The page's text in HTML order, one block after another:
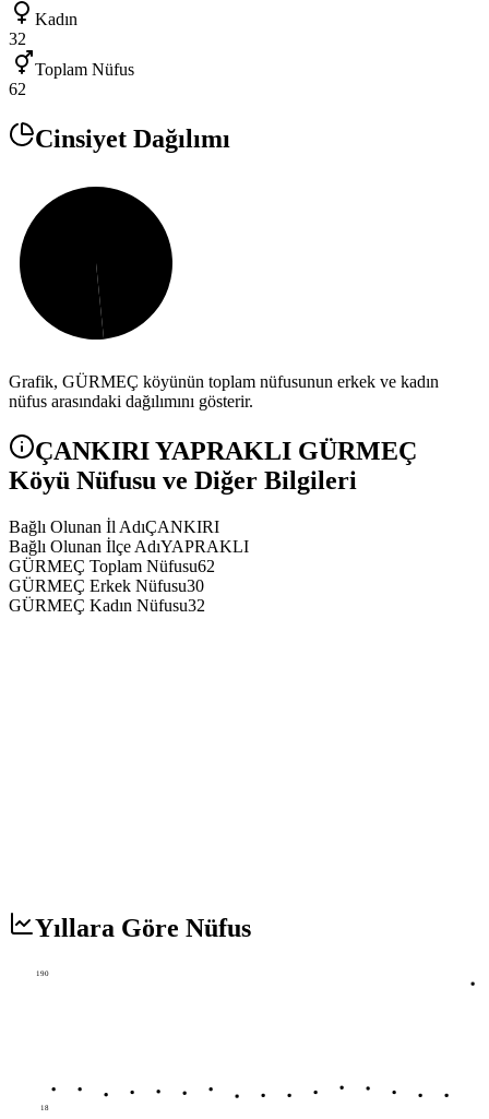
Kadın
32
Toplam Nüfus
62
Cinsiyet Dağılımı
Grafik, GÜRMEÇ köyünün toplam nüfusunun erkek ve kadın
nüfus arasındaki dağılımını gösterir.
ÇANKIRIYAPRAKLI GÜRMEÇ
Köyü Nüfusu ve Diğer Bilgileri
Bağlı Olunan İl AdıÇANKIRI
Bağlı Olunan İlçe AdıYAPRAKLI
GÜRMEÇ Toplam Nüfusu62
GÜRMEÇ Erkek Nüfusu30
GÜRMEÇ Kadın Nüfusu32
Yıllara Göre Nüfus
190
18